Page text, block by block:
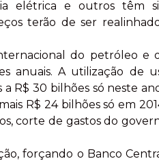
elétrica e outros têm
terão de ser
do petróleo e
anuais. A utilização de
R$ 30 bilhões só neste
R$ 24 bilhões só em
corte de gastos do
forçando o Banco